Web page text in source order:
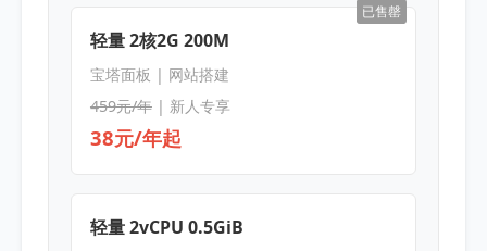
已售罄
轻量 2核2G 200M
宝塔面板 | 网站搭建
459元/年| 新人专享
38元/年起
轻量 2vCPU 0.5GiB